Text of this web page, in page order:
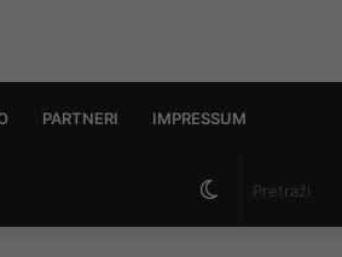
PARTNERI IMPRESSUM
Switch